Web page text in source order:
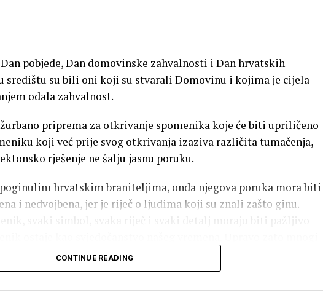
i najznačajnijih javnih investicija koje se trenutačno realiziraju
7.250 m²
etaža
studeni 2027. godine
i moderni sustavi upravljanja
pobjede, Dan domovinske zahvalnosti i Dan hrvatskih
središtu su bili oni koji su stvarali Domovinu i kojima je cijela
odala zahvalnost.
priprema za otkrivanje spomenika koje će biti upriličeno
koji već prije svog otkrivanja izaziva različita tumačenja,
rješenje ne šalju jasnu poruku.
hrvatskim braniteljima, onda njegova poruka mora biti
i nedvojbena, jer je riječ o ljudima koji su znali zašto ginu.
nisu predstavljeni idejno rješenje i razlozi zbog kojih je
CONTINUE READING